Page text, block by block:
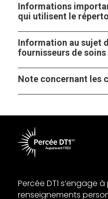
Informations
qui utilisent le
Information au sujet
fournisseurs de
Note concernant les
Percée DT1 s’engage
renseignements